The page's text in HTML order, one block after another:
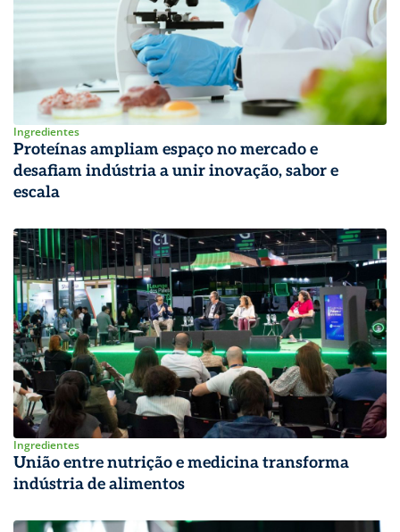
Ingredientes
Proteínas ampliam espaço no mercado e
desafiam indústria a unir inovação, sabor e
escala
Ingredientes
União entre nutrição e medicina transforma
indústria de alimentos